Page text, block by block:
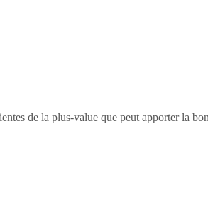
de la plus-value que peut apporter la